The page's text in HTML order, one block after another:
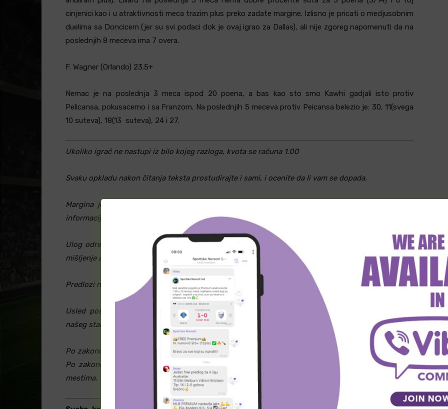
cinjenici kao i u atraktivnosti meca trazim plus preko zadate margine. Izlisno je pricati o medjusobnim
duelima sa Doncicem (jer su svi podaci dok je ovaj igrao za Dallas), ali nije zgoreg napomenuti da na
poslednjih 8 meceva ima 7 overa.
F. Wagner (Orlando) 23.5+
Nemac je na poslednja 3 meca ispod 20 poena, a bas kao sto smo Kawhi gadjali isto protiv
Pelicansa, pokusacemo i sa Franzom. Na poslednjih 5 meceva protiv Peicansa belezio je: 30, 11(svega
10 suteva), 18(13 suteva), 24 i 27.
Ukoliko igrač ne nastupi iz bilo kojeg razloga, kvota se računa 1.00
Svaku opkladu nakon čitanja teksta prostudirajte i sami, i ocenite da li vam se dopada.
Margina je dinamična i promenljiva u toku dana u zavisnosti od faktora uplata, pojave novih
informacija i korekcija od strane same kladionice.
Ulog određujete sami na osnovu pročitanog iz teksta. Ono što je napisano je samo subjektivno
mišljenje autora i ne mora biti tačno, niti sled akcija ove opklade mora biti dobitan.
Predlozi nisu 100% sigurni, igrate ih na sopstvenu odgovornost! Srećno ukoliko ispratite!
Usled poštovanja poslovnog kodeksa ne objavljujemo imena kladionica u kojima igramo, osim
našeg stalnog sponzora kladionice Maxbet.
Po zakonu, osobama mlađim od 18 godina je zabranjen ulazak u kladionice, kao i klađenje Online.
Po zakonu, osobama mlađim od 18 godina je zabranjeno primiti uplatu na uplatno – isplatnim
mestima.